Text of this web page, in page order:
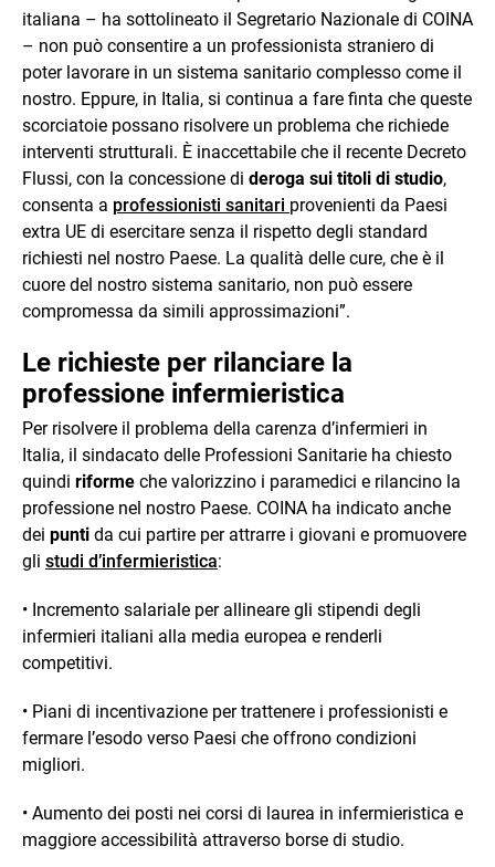
italiana – ha sottolineato il Segretario Nazionale di COINA
– non può consentire a un professionista straniero di
poter lavorare in un sistema sanitario complesso come il
nostro. Eppure, in Italia, si continua a fare finta che queste
scorciatoie possano risolvere un problema che richiede
interventi strutturali. È inaccettabile che il recente Decreto
Flussi, con la concessione di deroga sui titoli di studio,
consenta a professionisti sanitari provenienti da Paesi
extra UE di esercitare senza il rispetto degli standard
richiesti nel nostro Paese. La qualità delle cure, che è il
cuore del nostro sistema sanitario, non può essere
compromessa da simili approssimazioni”.
Le richieste per rilanciare la
professione infermieristica
Per risolvere il problema della carenza d’infermieri in
Italia, il sindacato delle Professioni Sanitarie ha chiesto
quindi riforme che valorizzino i paramedici e rilancino la
professione nel nostro Paese. COINA ha indicato anche
dei punti da cui partire per attrarre i giovani e promuovere
gli studi d’infermieristica:
• Incremento salariale per allineare gli stipendi degli
infermieri italiani alla media europea e renderli
competitivi.
• Piani di incentivazione per trattenere i professionisti e
fermare l’esodo verso Paesi che offrono condizioni
migliori.
• Aumento dei posti nei corsi di laurea in infermieristica e
maggiore accessibilità attraverso borse di studio.